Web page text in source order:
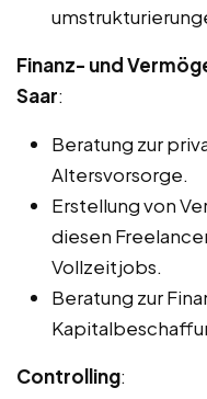
Finanz- und
Saar:
Beratung zur
Altersvorsorge.
Erstellung von
diesen
Vollzeitjobs.
Beratung zur
Controlling: